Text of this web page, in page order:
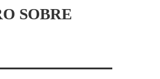
SOBRE